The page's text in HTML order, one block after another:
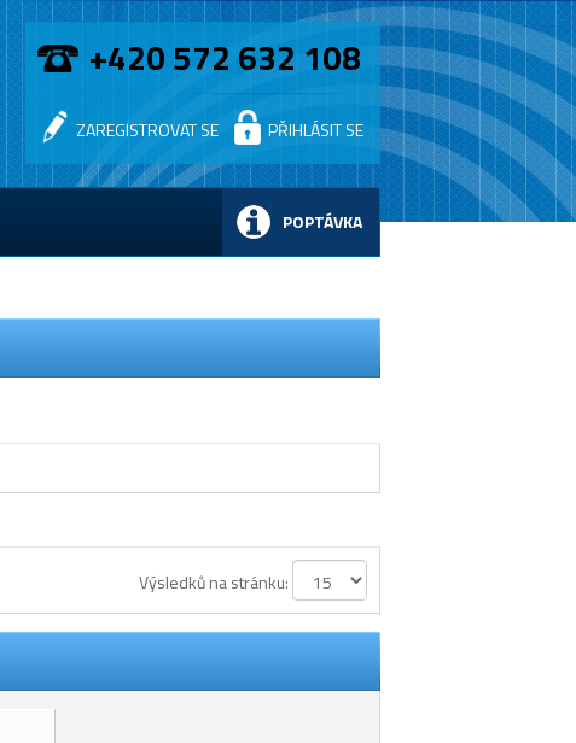
+420 572 632 108
ZAREGISTROVAT SE PŘIHLÁSIT SE
POPTÁVKA
Výsledků na stránku: